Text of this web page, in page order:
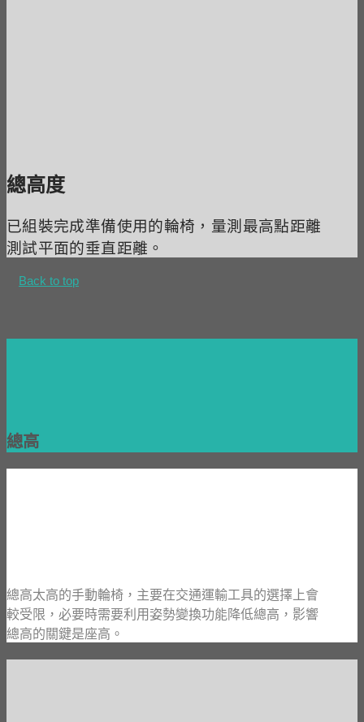
總高度
已組裝完成準備使用的輪椅，量測最高點距離
測試平面的垂直距離。
Back to top
總高
總高太高的手動輪椅，主要在交通運輸工具的選擇上會
較受限，必要時需要利用姿勢變換功能降低總高 ，影響
總高的關鍵是座高 。